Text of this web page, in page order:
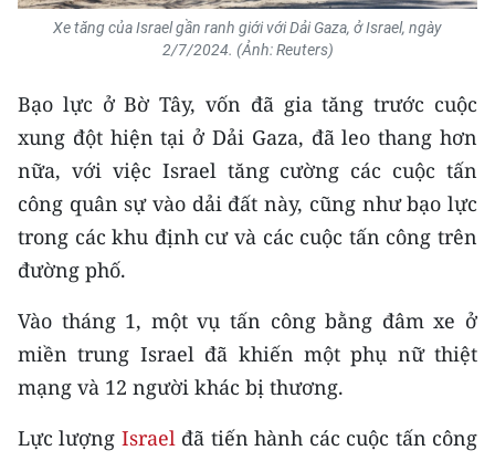
TIN ĐỊA PHƯƠNG
Trung du và miền núi phía Bắc
Đồng bằng sông Hồng
Bắc Trung Bộ
Duyên hải Nam Trung Bộ và Tây
Nguyên
Đông Nam Bộ
Đồng bằng sông Cửu Long
Xe tăng của Israel gần ranh giới với Dải Gaza, ở Israel, ngày
2/7/2024. (Ảnh: Reuters)
Bạo lực ở Bờ Tây, vốn đã gia tăng trước cuộc
xung đột hiện tại ở Dải Gaza, đã leo thang hơn
nữa, với việc Israel tăng cường các cuộc tấn
công quân sự vào dải đất này, cũng như bạo lực
trong các khu định cư và các cuộc tấn công trên
đường phố.
Vào tháng 1, một vụ tấn công bằng đâm xe ở
miền trung Israel đã khiến một phụ nữ thiệt
mạng và 12 người khác bị thương.
Lực lượng Israel đã tiến hành các cuộc tấn công